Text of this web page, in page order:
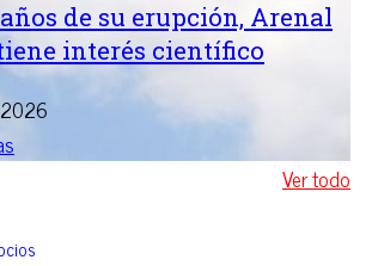
de su erupción, Arenal
interés científico
Ver todo